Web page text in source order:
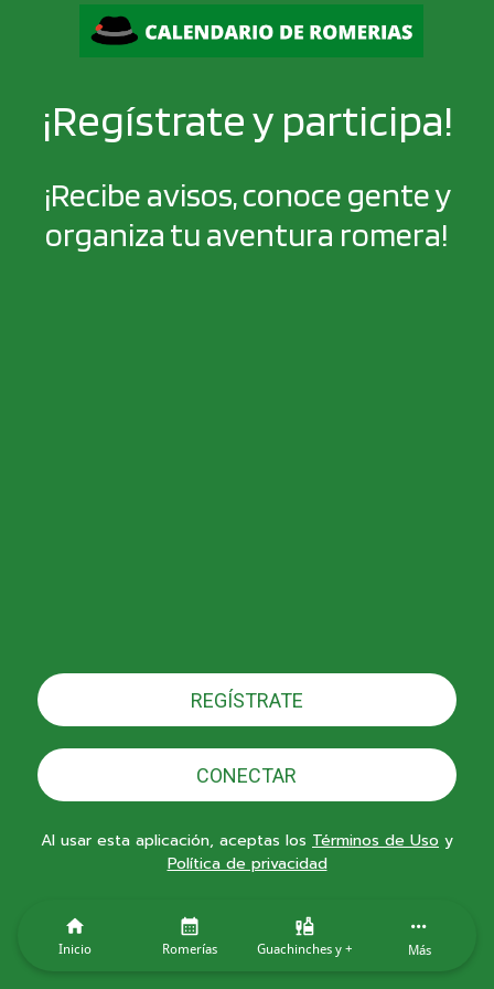
¡Regístrate y participa!
¡Recibe avisos, conoce gente y
organiza tu aventura romera!
REGÍSTRATE
CONECTAR
Al usar esta aplicación, aceptas los Términos de Uso y
Política de privacidad
Inicio Romerías Guachinches y + Más